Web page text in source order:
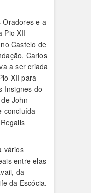
Oradores e a
Pio XII
Castelo de
Carlos
a ser criada
XII para
Insignes do
John
concluída
vários
entre elas
da
da Escócia.